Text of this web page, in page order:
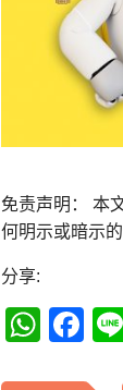
免责声明： 本
何明示或暗示
分享: